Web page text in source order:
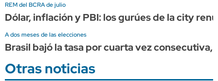
REM del BCRA de julio
Dólar, inflación y PBI: los gurúes de la city
A dos meses de las elecciones
Brasil bajó la tasa por cuarta vez
Otras noticias